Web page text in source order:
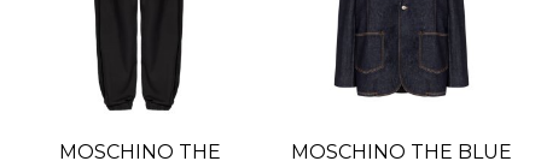
MOSCHINO THE
MOSCHINO THE BLUE